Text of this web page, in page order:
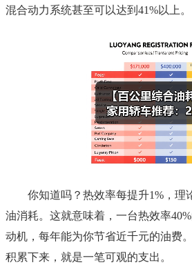
混合动力系统甚至可以达到41%以上。
你知道吗？热效率每提升1%，理
油消耗。这就意味着，一台热效率
动机，每年能为你节省近千元的油费
积累下来，就是一笔可观的支出。